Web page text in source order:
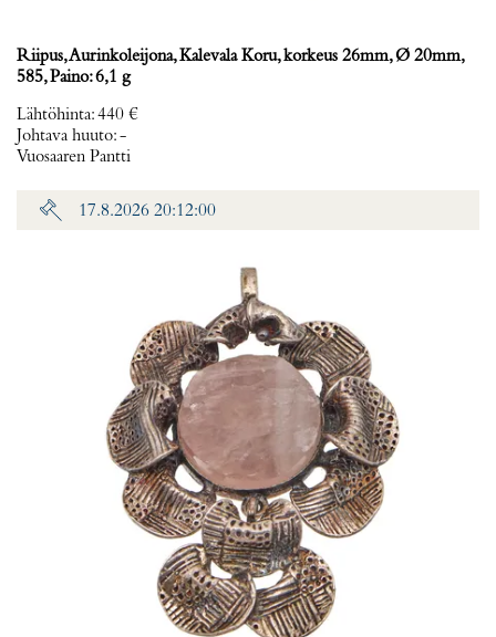
Riipus, Aurinkoleijona, Kalevala Koru, korkeus 26mm, Ø 20mm,
585, Paino: 6,1 g
Lähtöhinta:440 €
Johtava huuto:-
Vuosaaren Pantti
17.8.2026 20:12:00